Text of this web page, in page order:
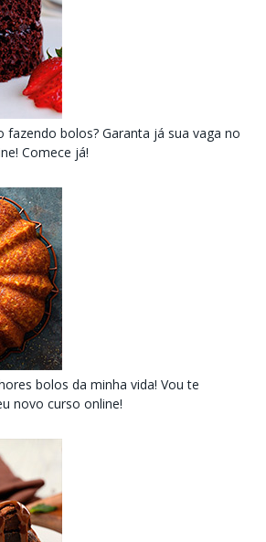
fazendo bolos? Garanta já sua vaga no
Comece já!
bolos da minha vida! Vou te
novo curso online!